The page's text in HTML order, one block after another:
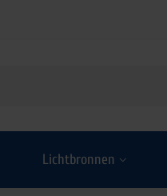
Lichtbronnen